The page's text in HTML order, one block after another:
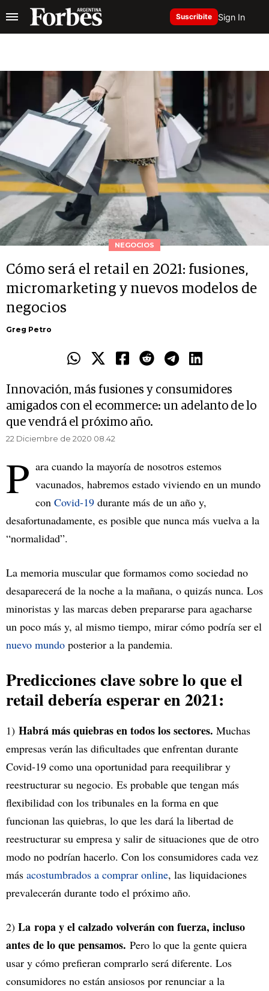
Suscribite Sign In
NEGOCIOS
Cómo será el retail en 2021: fusiones,
micromarketing y nuevos modelos de
negocios
Greg Petro
Innovación, más fusiones y consumidores
amigados con el ecommerce: un adelanto de lo
que vendrá el próximo año.
22 Diciembre de 2020 08.42
P ara cuando la mayoría de nosotros estemos
vacunados, habremos estado viviendo en un mundo
con Covid-19 durante más de un año y,
desafortunadamente, es posible que nunca más vuelva a la
“normalidad”.
La memoria muscular que formamos como sociedad no
desaparecerá de la noche a la mañana, o quizás nunca. Los
minoristas y las marcas deben prepararse para agacharse
un poco más y, al mismo tiempo, mirar cómo podría ser el
nuevo mundo posterior a la pandemia.
Predicciones clave sobre lo que el
retail debería esperar en 2021:
1) Habrá más quiebras en todos los sectores. Muchas
empresas verán las dificultades que enfrentan durante
Covid-19 como una oportunidad para reequilibrar y
reestructurar su negocio. Es probable que tengan más
flexibilidad con los tribunales en la forma en que
funcionan las quiebras, lo que les dará la libertad de
reestructurar su empresa y salir de situaciones que de otro
modo no podrían hacerlo. Con los consumidores cada vez
más acostumbrados a comprar online, las liquidaciones
prevalecerán durante todo el próximo año.
2) La ropa y el calzado volverán con fuerza, incluso
antes de lo que pensamos. Pero lo que la gente quiera
usar y cómo prefieran comprarlo será diferente. Los
consumidores no están ansiosos por renunciar a la